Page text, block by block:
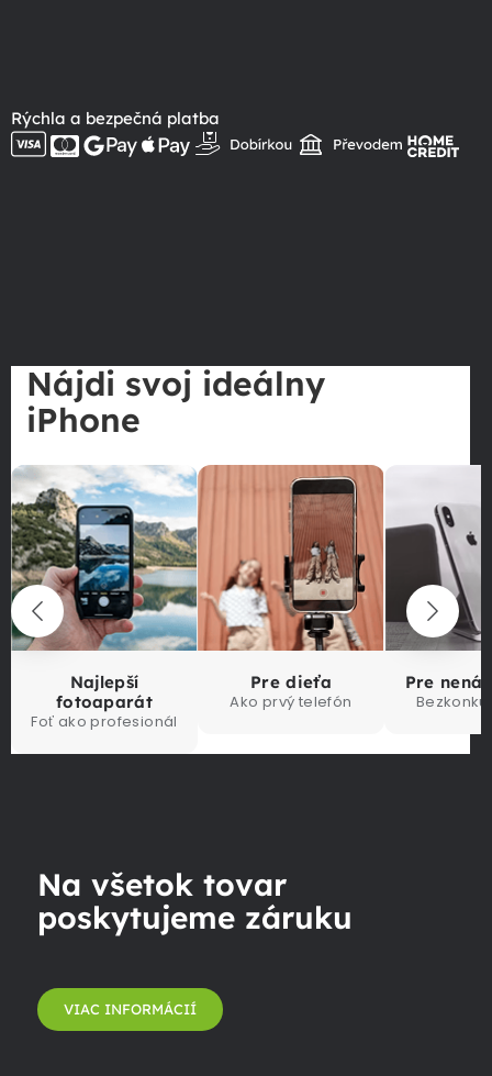
Rýchla a bezpečná platba
Nájdi svoj ideálny
iPhone
Najlepší
fotoaparát
Foť ako profesionál
Pre dieťa
Ako prvý telefón
Pre
Na všetok tovar
poskytujeme záruku
VIAC INFORMÁCIÍ